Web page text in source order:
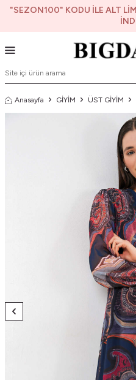
"SEZON100" KODU İLE ALT
Anasayfa GİYİM ÜST GİYİM